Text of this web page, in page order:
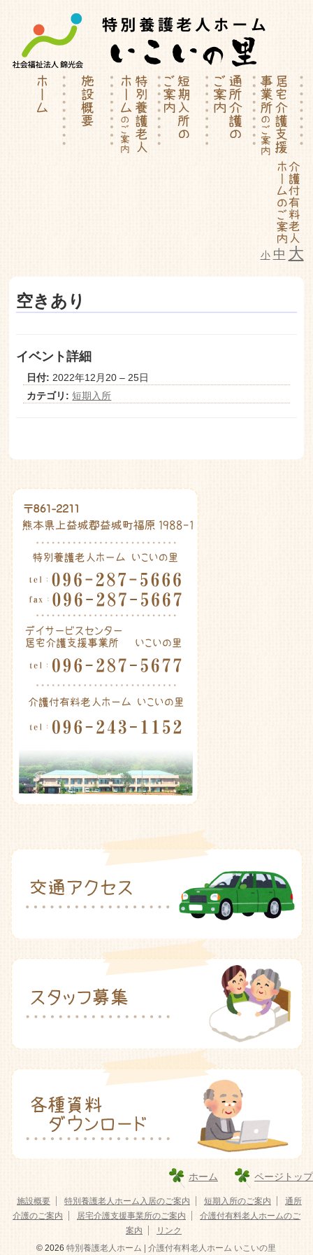
小 中 大
特別養護老人ホーム | 介護付有料
老人ホーム いこいの里
空きあり
イベント詳細
日付: 2022年12月20 – 25日
カテゴリ: 短期入所
Post navigation
ホーム ページトップ
施設概要 特別養護老人ホーム入居のご案内 短期入所のご案内
通所
介護のご案内
居宅介護支援事業所のご案内
介護付有料老人ホームのご
案内
リンク
© 2026 特別養護老人ホーム | 介護付有料老人ホーム いこいの里